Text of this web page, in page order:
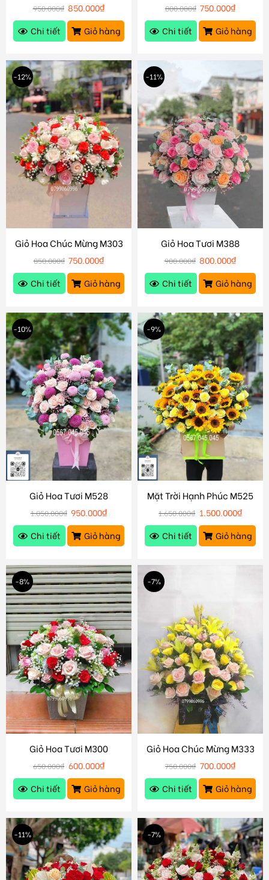
950.000₫ 850.000₫
Chi tiết
Giỏ hàng
800.000₫ 750.000₫
Chi tiết
Giỏ hàng
-12%
Giỏ Hoa Chúc Mừng M303
850.000₫ 750.000₫
Chi tiết
Giỏ hàng
-11%
Giỏ Hoa Tươi M388
900.000₫ 800.000₫
Chi tiết
Giỏ hàng
-10%
Giỏ Hoa Tươi M528
1.050.000₫ 950.000₫
Chi tiết
Giỏ hàng
-9%
Mặt Trời Hạnh Phúc M525
1.650.000₫ 1.500.000₫
Chi tiết
Giỏ hàng
-8%
Giỏ Hoa Tươi M300
650.000₫ 600.000₫
Chi tiết
Giỏ hàng
-7%
Giỏ Hoa Chúc Mừng M333
750.000₫ 700.000₫
Chi tiết
Giỏ hàng
-11% -7%